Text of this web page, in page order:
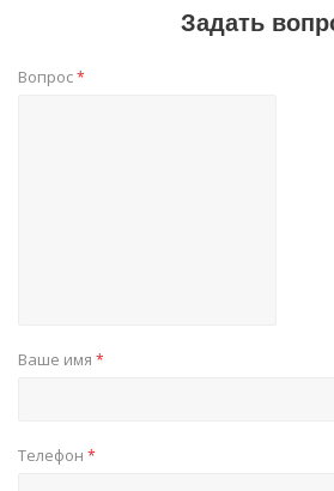
Задать
Вопрос*
Ваше имя *
Телефон *